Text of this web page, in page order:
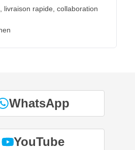
livraison rapide, collaboration
WhatsApp
YouTube